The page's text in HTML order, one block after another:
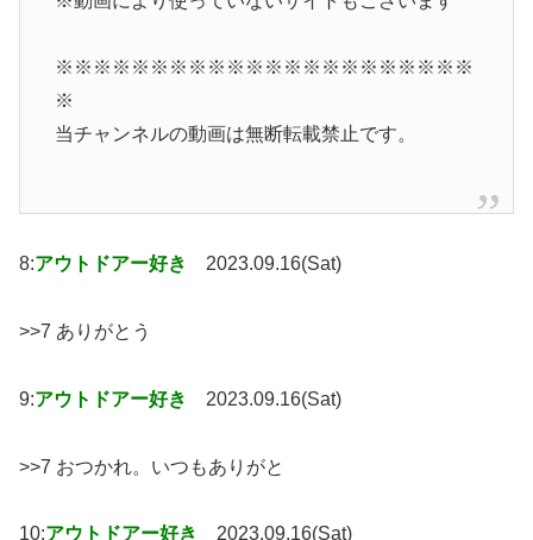
※※※※※※※※※※※※※※※※※※※※※※
※
当チャンネルの動画は無断転載禁止です。
8:アウトドアー好き 2023.09.16(Sat)
>>7 ありがとう
9:アウトドアー好き 2023.09.16(Sat)
>>7 おつかれ。いつもありがと
10:アウトドアー好き 2023.09.16(Sat)